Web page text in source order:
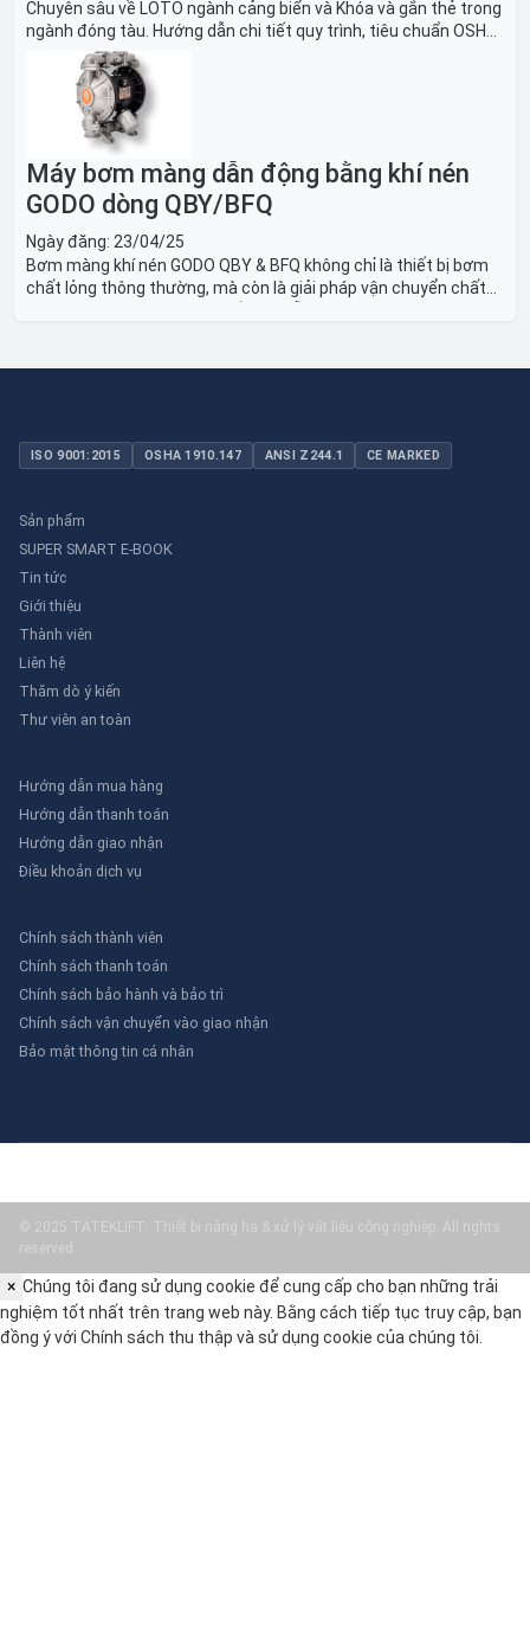
Chuyên sâu về LOTO ngành cảng biển và Khóa và gắn thẻ trong
ngành đóng tàu. Hướng dẫn chi tiết quy trình, tiêu chuẩn OSHA,
thiết bị và Giải pháp LOTO trong công nghiệp đóng tàu toàn
Máy bơm màng dẫn động bằng khí nén
GODO dòng QBY/BFQ
Ngày đăng: 23/04/25
Bơm màng khí nén GODO QBY & BFQ không chỉ là thiết bị bơm
chất lỏng thông thường, mà còn là giải pháp vận chuyển chất
ISO 9001:2015 OSHA 1910.147 ANSI Z244.1 CE MARKED
Sản phẩm
SUPER SMART E-BOOK
Tin tức
Giới thiệu
Thành viên
Liên hệ
Thăm dò ý kiến
Thư viên an toàn
Hướng dẫn mua hàng
Hướng dẫn thanh toán
Hướng dẫn giao nhận
Điều khoản dịch vụ
Chính sách thành viên
Chính sách thanh toán
Chính sách bảo hành và bảo trì
Chính sách vận chuyển vào giao nhận
Bảo mật thông tin cá nhân
© 2025 TATEKLIFT: Thiết bị nâng hạ & xử lý vật liệu công nghiệp. All rights
reserved.
× Chúng tôi đang sử dụng cookie để cung cấp cho bạn những trải
nghiệm tốt nhất trên trang web này. Bằng cách tiếp tục truy cập, bạn
đồng ý với Chính sách thu thập và sử dụng cookie của chúng tôi.